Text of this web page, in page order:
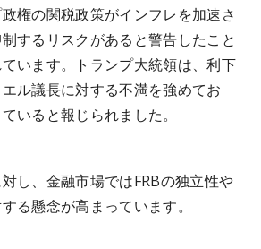
権の関税政策がインフレを加速さ
するリスクがあると警告したこと
います。​トランプ大統領は、利下
ル議長に対する不満を強めてお
いると報じられました。​
し、金融市場ではFRBの独立性や
る懸念が高まっています。